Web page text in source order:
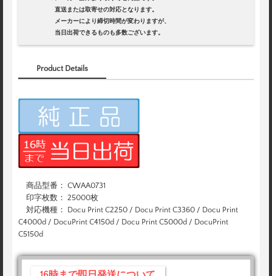
直送または取寄せの対応となります。
メーカーにより締切時間が変わりますが、
当日出荷できるものも多数ございます。
Product Details
商品型番： CWAA0731
印字枚数： 25000枚
対応機種： Docu Print C2250 / Docu Print C3360 / Docu Print
C4000d / DocuPrint C4150d / Docu Print C5000d / DocuPrint
C5150d